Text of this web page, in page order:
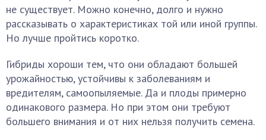
не существует. Можно конечно, долго и нужно
рассказывать о характеристиках той или иной группы.
Но лучше пройтись коротко.
Гибриды хороши тем, что они обладают большей
урожайностью, устойчивы к заболеваниям и
вредителям, самоопыляемые. Да и плоды примерно
одинакового размера. Но при этом они требуют
большего внимания и от них нельзя получить семена.